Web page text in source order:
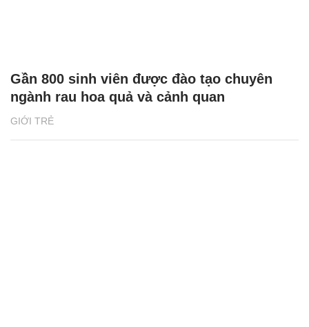
GIỚI TRẺ
Gần 800 sinh viên được đào tạo chuyên
ngành rau hoa quả và cảnh quan